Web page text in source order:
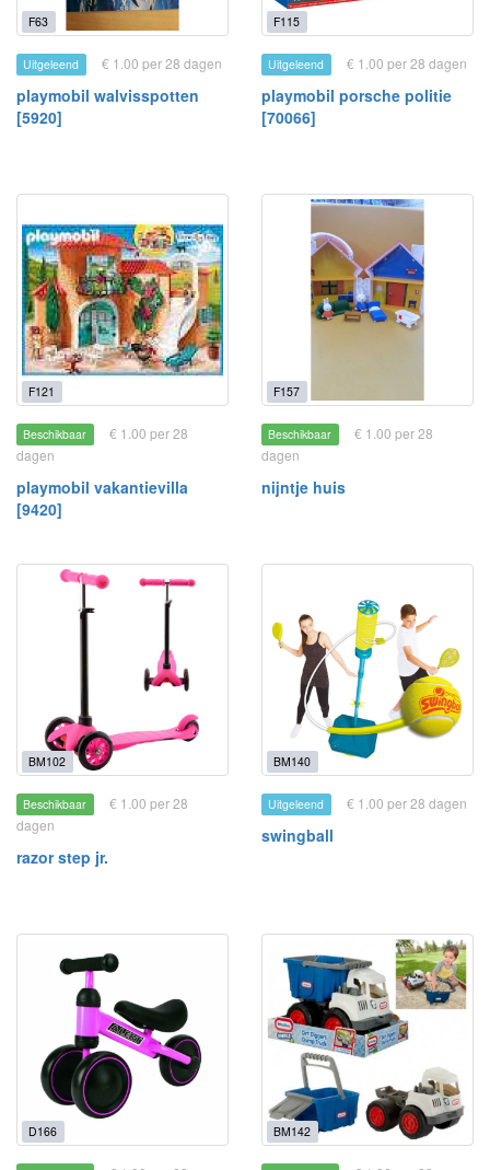
F63
Uitgeleend € 1.00 per 28 dagen
playmobil walvisspotten
[5920]
F115
Uitgeleend € 1.00 per 28 dagen
playmobil porsche politie
[70066]
F121
Beschikbaar
€ 1.00 per 28
dagen
playmobil vakantievilla
[9420]
F157
Beschikbaar
€ 1.00 per 28
dagen
nijntje huis
BM102
Beschikbaar
€ 1.00 per 28
dagen
razor step jr.
BM140
Uitgeleend € 1.00 per 28 dagen
swingball
D166 BM142